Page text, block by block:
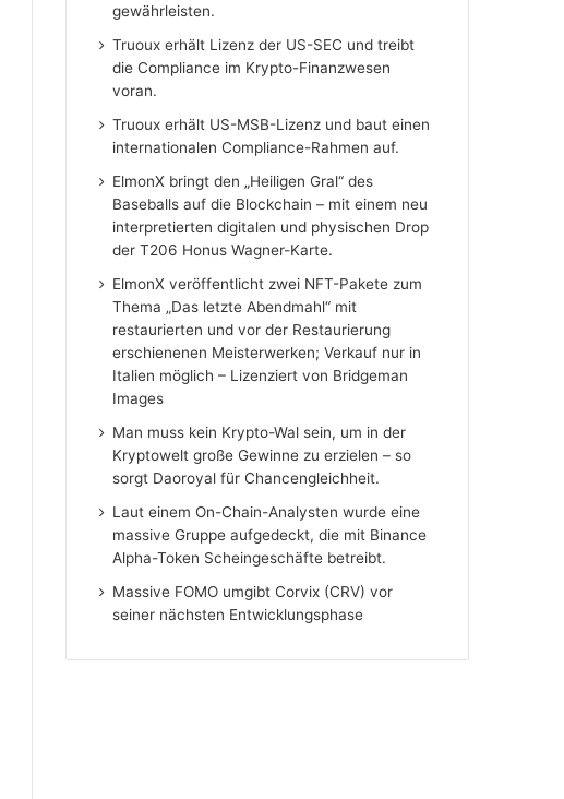
gewährleisten.
Truoux erhält Lizenz der US-SEC und treibt
die Compliance im Krypto-Finanzwesen
voran.
Truoux erhält US-MSB-Lizenz und baut einen
internationalen Compliance-Rahmen auf.
ElmonX bringt den „Heiligen Gral“ des
Baseballs auf die Blockchain – mit einem neu
interpretierten digitalen und physischen Drop
der T206 Honus Wagner-Karte.
ElmonX veröffentlicht zwei NFT-Pakete zum
Thema „Das letzte Abendmahl“ mit
restaurierten und vor der Restaurierung
erschienenen Meisterwerken; Verkauf nur in
Italien möglich – Lizenziert von Bridgeman
Images
Man muss kein Krypto-Wal sein, um in der
Kryptowelt große Gewinne zu erzielen – so
sorgt Daoroyal für Chancengleichheit.
Laut einem On-Chain-Analysten wurde eine
massive Gruppe aufgedeckt, die mit Binance
Alpha-Token Scheingeschäfte betreibt.
Massive FOMO umgibt Corvix (CRV) vor
seiner nächsten Entwicklungsphase